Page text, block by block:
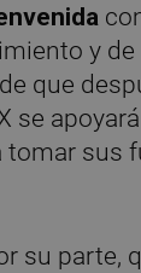
y de
que
se apoyará
tomar sus
su parte,